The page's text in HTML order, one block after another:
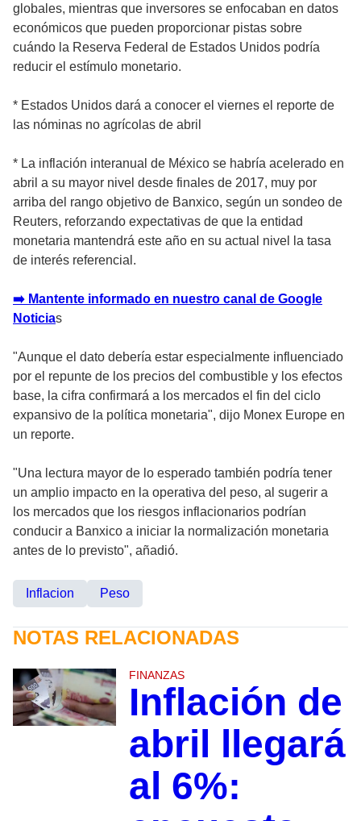
globales, mientras que inversores se enfocaban en datos
económicos que pueden proporcionar pistas sobre
cuándo la Reserva Federal de Estados Unidos podría
reducir el estímulo monetario.
* Estados Unidos dará a conocer el viernes el reporte de
las nóminas no agrícolas de abril
* La inflación interanual de México se habría acelerado en
abril a su mayor nivel desde finales de 2017, muy por
arriba del rango objetivo de Banxico, según un sondeo de
Reuters, reforzando expectativas de que la entidad
monetaria mantendrá este año en su actual nivel la tasa
de interés referencial.
➡️ Mantente informado en nuestro canal de Google
Noticias
"Aunque el dato debería estar especialmente influenciado
por el repunte de los precios del combustible y los efectos
base, la cifra confirmará a los mercados el fin del ciclo
expansivo de la política monetaria", dijo Monex Europe en
un reporte.
"Una lectura mayor de lo esperado también podría tener
un amplio impacto en la operativa del peso, al sugerir a
los mercados que los riesgos inflacionarios podrían
conducir a Banxico a iniciar la normalización monetaria
antes de lo previsto", añadió.
Inflacion Peso
NOTAS RELACIONADAS
FINANZAS
Inflación de
abril llegará
al 6%: